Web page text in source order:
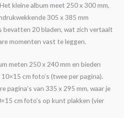
kleine album meet 250 x 300 mm,
305 x 385 mm
bevatten 20 bladen, wat zich vertaalt
momenten vast te leggen.
meten 250 x 240 mm en bieden
cm foto’s (twee per pagina).
pagina’s van 335 x 295 mm, waar je
cm foto’s op kunt plakken (vier